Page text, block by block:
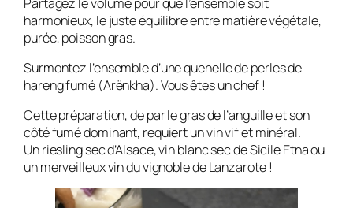
harmonieux, le juste équilibre entre matière végétale,
purée, poisson gras.
Surmontez l’ensemble d’une quenelle de perles de
hareng fumé (Arënkha). Vous êtes un chef !
Cette préparation, de par le gras de l’anguille et son
côté fumé dominant, requiert un vin vif et minéral.
Un riesling sec d’Alsace, vin blanc sec de Sicile Etna ou
un merveilleux vin du vignoble de Lanzarote !